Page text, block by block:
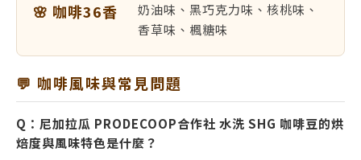
🌸 咖啡36香
奶油味、黑巧克力味、核桃味、
香草味、楓糖味
💬 咖啡風味與常見問題
Q：尼加拉瓜 PRODECOOP合作社 水洗 SHG 咖啡豆的烘
焙度與風味特色是什麼？